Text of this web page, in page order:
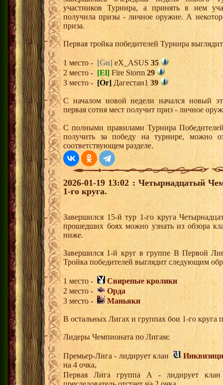
участников Турнира, а принять в нем
получила призы - личное оружие. А
приза.
Первая тройка победителей Турнира
1 место - [Gn] eX_ASUS 35
2 место - [El] Fire Storm 29
3 место - [Or] Дагестан1 39
С началом новой недели начался новый
первая сотня мест получит приз - личное
С полными правилами Турнира
получить за победу на турнире, можно
соответствующем разделе.
2026-01-19 13:02 : Четырнадцатый
1-го круга.
Завершился 15-й тур 1-го круга
прошедших боях можно узнать из обзора
ниже.
Завершился 1-й круг в группе В Первой
Тройка победителей выглядит следующим
1 место -
Свирепые кролики
2 место -
Орда
3 место -
Маньяки
В остальных Лигах и группах бои 1-го круга
Лидеры Чемпионата по Лигам:
Премьер-Лига - лидирует клан
на 4 очка,
Первая Лига группа А - лидирует